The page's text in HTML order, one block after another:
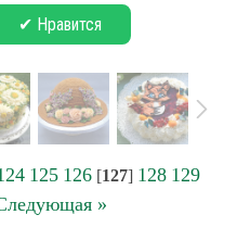
✔ Нравится
125 126[127] 128 129
»